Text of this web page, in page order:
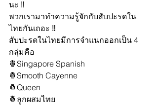
นะ ‼️
พวกเรามาทำความรู้จักกับสับปะรดใน
ไทยกันเถอะ ‼️
สับปะรดในไทยมีการจำแนกออกเป็น 4
กลุ่มคือ
🍍Singapore Spanish
🍍Smooth Cayenne
🍍Queen
🍍ลูกผสมไทย